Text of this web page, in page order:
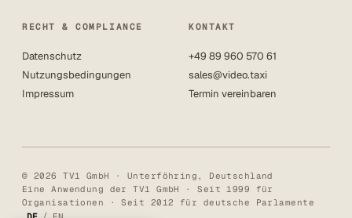
RECHT & COMPLIANCE
Datenschutz
Nutzungsbedingungen
Impressum
KONTAKT
+49 89 960 570 61
sales@video.taxi
Termin vereinbaren
© 2026 TV1 GmbH · Unterföhring, Deutschland
Eine Anwendung der TV1 GmbH · Seit 1999 für
Organisationen · Seit 2012 für deutsche Parlamente
/